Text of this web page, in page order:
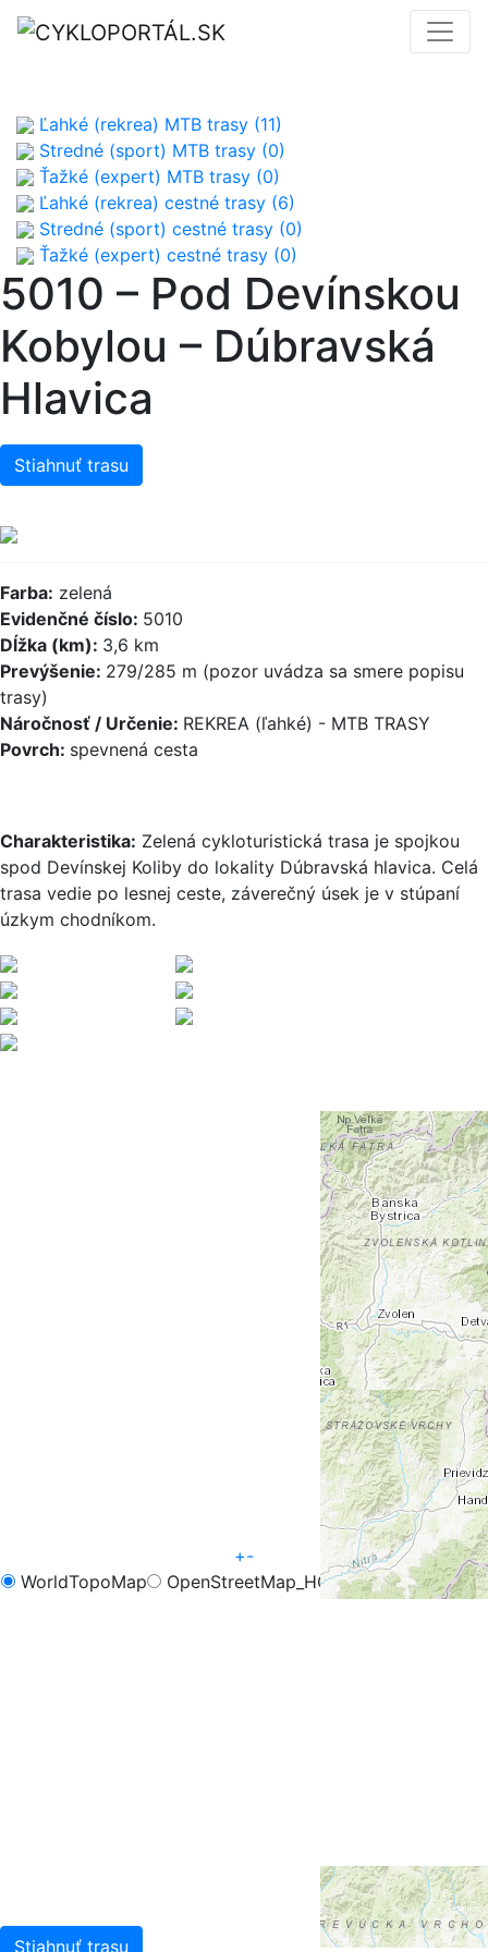
Ľahké (rekrea) MTB trasy (11)
Stredné (sport) MTB trasy (0)
Ťažké (expert) MTB trasy (0)
Ľahké (rekrea) cestné trasy (6)
Stredné (sport) cestné trasy (0)
Ťažké (expert) cestné trasy (0)
5010 – Pod Devínskou
Kobylou – Dúbravská
Hlavica
Stiahnuť trasu
Farba: zelená
Evidenčné číslo: 5010
Dĺžka (km): 3,6 km
Prevýšenie: 279/285 m (pozor uvádza sa smere popisu
trasy)
Náročnosť / Určenie: REKREA (ľahké) - MTB TRASY
Povrch: spevnená cesta
Charakteristika: Zelená cykloturistická trasa je spojkou
spod Devínskej Koliby do lokality Dúbravská hlavica. Celá
trasa vedie po lesnej ceste, záverečný úsek je v stúpaní
úzkym chodníkom.
+-
WorldTopoMap
OpenStreetMap_HOT
OpenCycleMap
Stiahnuť trasu